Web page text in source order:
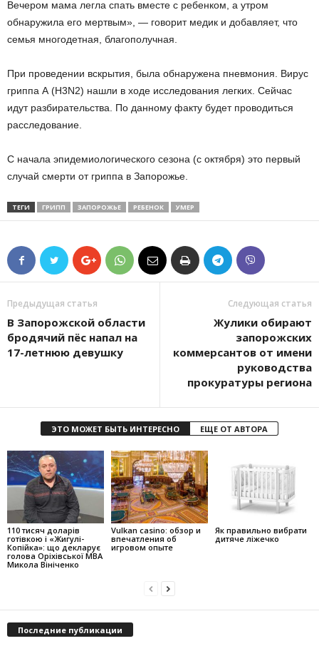
Вечером мама легла спать вместе с ребенком, а утром
обнаружила его мертвым», — говорит медик и добавляет, что
семья многодетная, благополучная.
При проведении вскрытия, была обнаружена пневмония. Вирус
гриппа А (H3N2) нашли в ходе исследования легких. Сейчас
идут разбирательства. По данному факту будет проводиться
расследование.
С начала эпидемиологического сезона (с октября) это первый
случай смерти от гриппа в Запорожье.
ТЕГИ ГРИПП ЗАПОРОЖЬЕ РЕБЕНОК УМЕР
Предыдущая статья
В Запорожской области
бродячий пёс напал на
17-летнюю девушку
Следующая статья
Жулики обирают
запорожских
коммерсантов от имени
руководства
прокуратуры региона
ЭТО МОЖЕТ БЫТЬ ИНТЕРЕСНО ЕЩЕ ОТ АВТОРА
110 тисяч доларів
готівкою і «Жигулі-
Копійка»: що декларує
голова Оріхівської МВА
Микола Вініченко
Vulkan casino: обзор и
впечатления об
игровом опыте
Як правильно вибрати
дитяче ліжечко
Последние публикации